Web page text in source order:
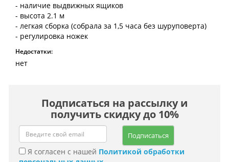
- наличие выдвижных ящиков
- высота 2.1 м
- легкая сборка (собрала за 1,5 часа без шуруповерта)
- регулировка ножек
Недостатки:
нет
Подписаться на рассылку и
получить скидку до 10%
Подписаться
Я согласен с нашей Политикой обработки